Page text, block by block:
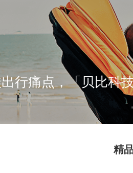
行痛点，「贝比科
精